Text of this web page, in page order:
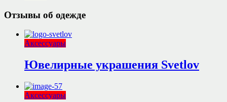
Отзывы об одежде
Аксессуары
Ювелирные украшения Svetlov
Аксессуары